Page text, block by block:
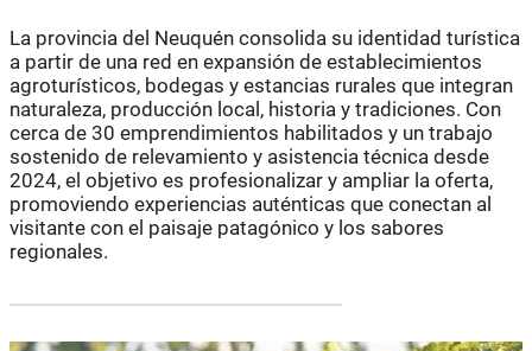
La provincia del Neuquén consolida su identidad turística
a partir de una red en expansión de establecimientos
agroturísticos, bodegas y estancias rurales que integran
naturaleza, producción local, historia y tradiciones. Con
cerca de 30 emprendimientos habilitados y un trabajo
sostenido de relevamiento y asistencia técnica desde
2024, el objetivo es profesionalizar y ampliar la oferta,
promoviendo experiencias auténticas que conectan al
visitante con el paisaje patagónico y los sabores
regionales.